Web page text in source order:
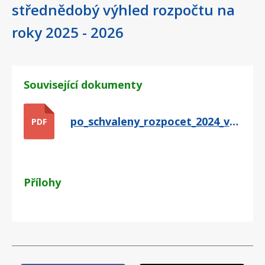
střednědobý výhled rozpočtu na
roky 2025 - 2026
Související dokumenty
PDF po_schvaleny_rozpocet_2024_vyhled_rozpoctu.pdf
Přílohy